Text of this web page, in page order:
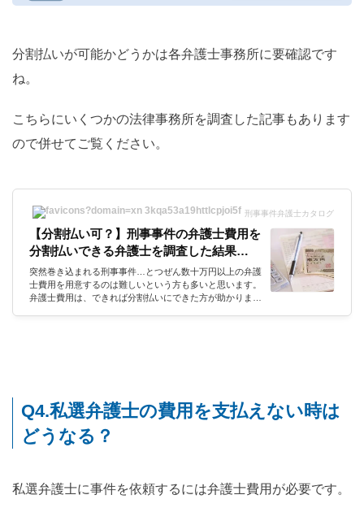
分割払いが可能かどうかは各弁護士事務所に要確認です
ね。
こちらにいくつかの法律事務所を調査した記事もあります
ので併せてご覧ください。
刑事事件弁護士カタログ
【分割払い可？】刑事事件の弁護士費用を
分割払いできる弁護士を調査した結果…
突然巻き込まれる刑事事件…とつぜん数十万円以上の弁護
士費用を用意するのは難しいという方も多いと思います。
弁護士費用は、できれば分割払いにできた方が助かります
Q4.私選弁護士の費用を支払えない時は
どうなる？
私選弁護士に事件を依頼するには弁護士費用が必要です。